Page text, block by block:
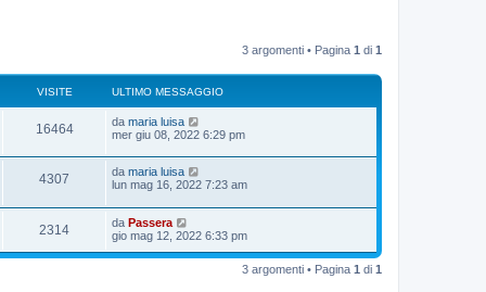
3 argomenti • Pagina 1 di 1
VISITE ULTIMO MESSAGGIO
16464V
i
i
U
l
i
m
o
e
s
s
a
da maria luisa
mer giu 08, 2022 6:29 pm
4307
i
s
i
U
l
i
m
o
e
da maria luisa
lun mag 16, 2022 7:23 am
2314V
i
U
l
i
da Passera
gio mag 12, 2022 6:33 pm
3 argomenti • Pagina 1 di 1